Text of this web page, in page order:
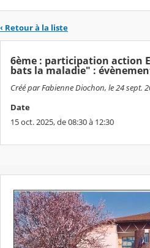
‹ Retour à la liste
6ème : participation action
bats la maladie" :
Créé par Fabienne Diochon, le 24 sept.
Date
15 oct. 2025, de 08:30 à 12:30